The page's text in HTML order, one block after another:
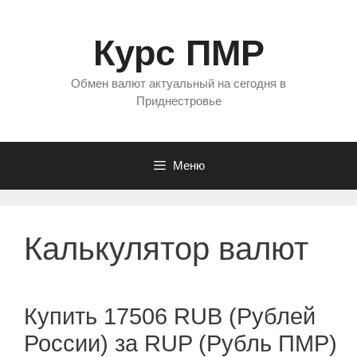
Курс ПМР
Обмен валют актуальный на сегодня в
Приднестровье
Меню
Калькулятор валют
Купить 17506 RUB (Рублей
России) за RUP (Рубль ПМР)